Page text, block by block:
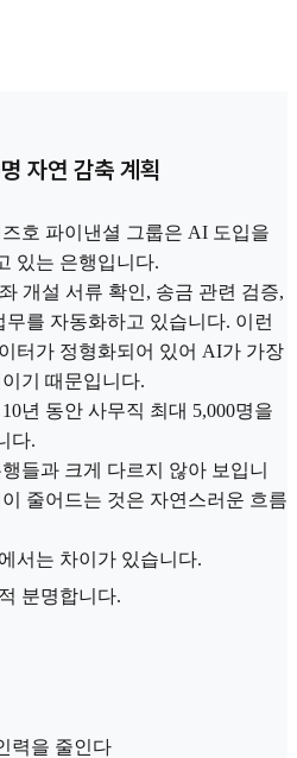
자연 감축 계획
호 파이낸셜 그룹은 AI 도입을
있는 은행입니다.
개설 서류 확인, 송금 관련 검증,
를 자동화하고 있습니다. 이런
터가 정형화되어 있어 AI가 가장
기 때문입니다.
년 동안 사무직 최대 5,000명을
다.
들과 크게 다르지 않아 보입니
줄어드는 것은 자연스러운 흐름
서는 차이가 있습니다.
분명합니다.
력을 줄인다